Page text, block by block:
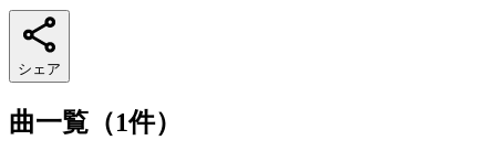
シェア
曲一覧（1件）